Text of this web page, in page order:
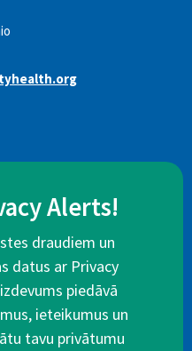
Alerts!
draudiem un
datus ar Privacy
piedāvā
ieteikumus un
tavu privātumu